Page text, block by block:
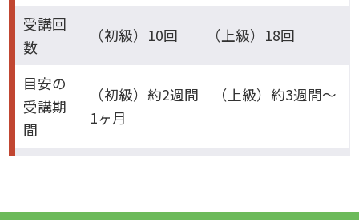
受講回
数
（初級）10回 （上級）18回
目安の
受講期
間
（初級）約2週間 （上級）約3週間～
1ヶ月